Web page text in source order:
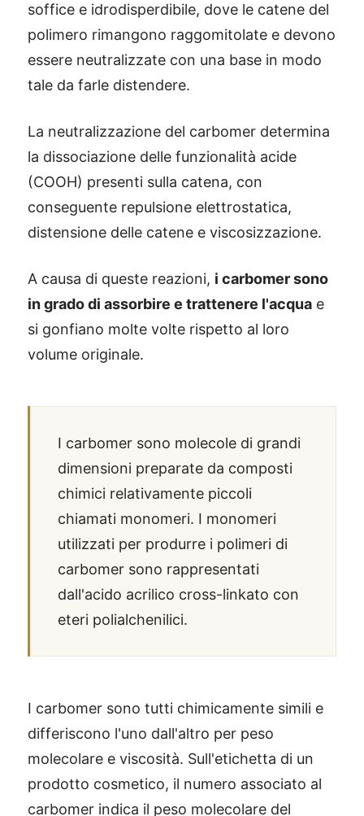
soffice e idrodisperdibile, dove le catene del
polimero rimangono raggomitolate e devono
essere neutralizzate con una base in modo
tale da farle distendere.
La neutralizzazione del carbomer determina
la dissociazione delle funzionalità acide
(COOH) presenti sulla catena, con
conseguente repulsione elettrostatica,
distensione delle catene e viscosizzazione.
A causa di queste reazioni, i carbomer sono
in grado di assorbire e trattenere l'acqua e
si gonfiano molte volte rispetto al loro
volume originale.
I carbomer sono molecole di grandi
dimensioni preparate da composti
chimici relativamente piccoli
chiamati monomeri. I monomeri
utilizzati per produrre i polimeri di
carbomer sono rappresentati
dall'acido acrilico cross-linkato con
eteri polialchenilici.
I carbomer sono tutti chimicamente simili e
differiscono l'uno dall'altro per peso
molecolare e viscosità. Sull'etichetta di un
prodotto cosmetico, il numero associato al
carbomer indica il peso molecolare del